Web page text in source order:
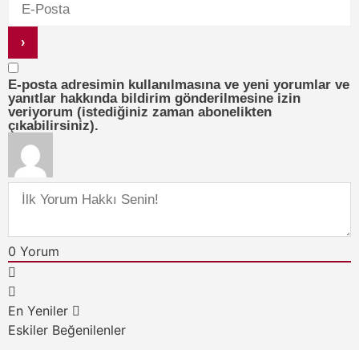
E-posta adresimin kullanılmasına ve yeni yorumlar ve
yanıtlar hakkında bildirim gönderilmesine izin
veriyorum (istediğiniz zaman abonelikten
çıkabilirsiniz).
0 Yorum
En Yeniler
Eskiler Beğenilenler